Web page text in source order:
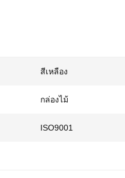
สีเหลือง
กล่องไม้
ISO9001